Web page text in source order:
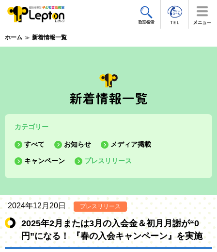
ホーム 新着情報一覧
カテゴリー
すべて お知らせ メディア掲載
キャンペーン プレスリリース
2024年12月20日 プレスリリース
2025年2月または3月の入会金＆初月月謝が“0
円”になる！ 『春の入会キャンペーン』を実施